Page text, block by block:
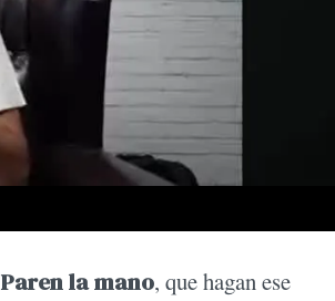
Paren la mano, que hagan ese